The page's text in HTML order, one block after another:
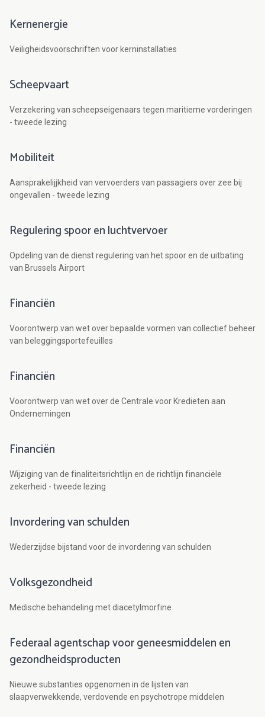
Kernenergie
Veiligheidsvoorschriften voor kerninstallaties
Scheepvaart
Verzekering van scheepseigenaars tegen maritieme vorderingen
- tweede lezing
Mobiliteit
Aansprakelijjkheid van vervoerders van passagiers over zee bij
ongevallen - tweede lezing
Regulering spoor en luchtvervoer
Opdeling van de dienst regulering van het spoor en de uitbating
van Brussels Airport
Financiën
Voorontwerp van wet over bepaalde vormen van collectief beheer
van beleggingsportefeuilles
Financiën
Voorontwerp van wet over de Centrale voor Kredieten aan
Ondernemingen
Financiën
Wijziging van de finaliteitsrichtlijn en de richtlijn financiële
zekerheid - tweede lezing
Invordering van schulden
Wederzijdse bijstand voor de invordering van schulden
Volksgezondheid
Medische behandeling met diacetylmorfine
Federaal agentschap voor geneesmiddelen en
gezondheidsproducten
Nieuwe substanties opgenomen in de lijsten van
slaapverwekkende, verdovende en psychotrope middelen